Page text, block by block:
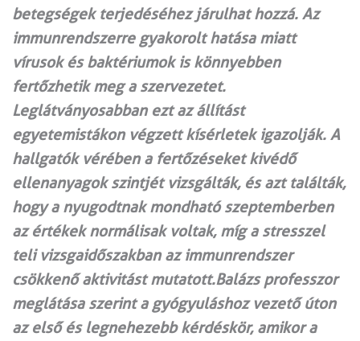
betegségek terjedéséhez járulhat hozzá. Az
immunrendszerre gyakorolt hatása miatt
vírusok és baktériumok is könnyebben
fertőzhetik meg a szervezetet.
Leglátványosabban ezt az állítást
egyetemistákon végzett kísérletek igazolják. A
hallgatók vérében a fertőzéseket kivédő
ellenanyagok szintjét vizsgálták, és azt találták,
hogy a nyugodtnak mondható szep­­temberben
az értékek normálisak voltak, míg a stresszel
teli vizsgaidő­szakban az immunrendszer
csökkenő aktivitást mutatott.Balázs professzor
meglátása szerint a gyógyuláshoz vezető úton
az első és legnehezebb kérdéskör, amikor a